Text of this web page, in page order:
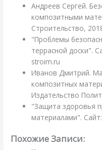
Андреев Сергей.
композитными
Строительство,
"Проблемы
террасной доски".
stroim.ru
Иванов Дмитрий.
композитных
Издательство
"Защита здоровья
материалами".
Похожие Записи: